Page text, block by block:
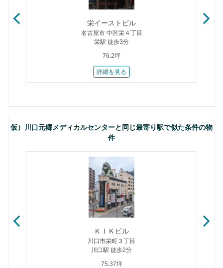
栄イーストビル
名古屋市 中区栄４丁目
栄駅 徒歩3分
76.2坪
詳細を見る
仮）川口元郷メディカルセンターと同じ最寄り駅で似た条件の物
件
ＫＩＫビル
川口市栄町３丁目
川口駅 徒歩2分
75.37坪